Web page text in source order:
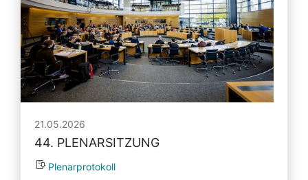
21.05.2026
44. PLENARSITZUNG
Plenarprotokoll